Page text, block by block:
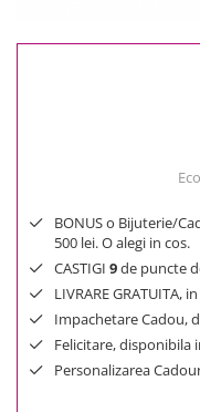
300 Lei - 500 Lei
BONUS o Bijuterie/
500 lei. O alegi in cos.
CASTIGI 9de puncte
LIVRARE GRATUITA,
Impachetare Cadou,
Felicitare, disponibila
Personalizarea